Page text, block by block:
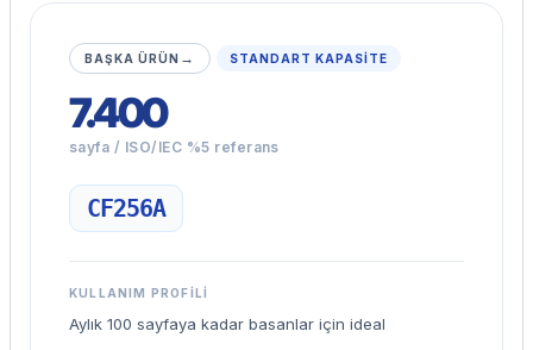
BAŞKA ÜRÜN → STANDART KAPASİTE
7.400
sayfa / ISO/IEC %5 referans
CF256A
KULLANIM PROFILI
Aylık 100 sayfaya kadar basanlar için ideal